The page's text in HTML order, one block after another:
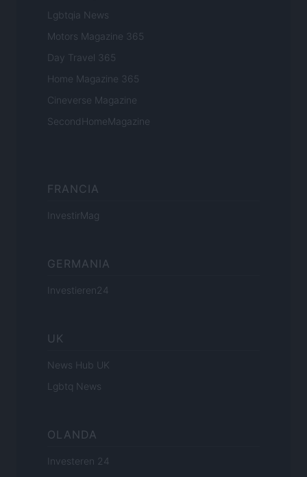
Lgbtqia News
Motors Magazine 365
Day Travel 365
Home Magazine 365
Cineverse Magazine
SecondHomeMagazine
FRANCIA
InvestirMag
GERMANIA
Investieren24
UK
News Hub UK
Lgbtq News
OLANDA
Investeren 24